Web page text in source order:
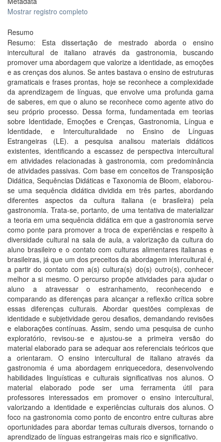
Mostrar registro completo
Resumo
Resumo: Esta dissertação de mestrado aborda o ensino
intercultural de italiano através da gastronomia, buscando
promover uma abordagem que valorize a identidade, as emoções
e as crenças dos alunos. Se antes bastava o ensino de estruturas
gramaticais e frases prontas, hoje se reconhece a complexidade
da aprendizagem de línguas, que envolve uma profunda gama
de saberes, em que o aluno se reconhece como agente ativo do
seu próprio processo. Dessa forma, fundamentada em teorias
sobre Identidade, Emoções e Crenças, Gastronomia, Língua e
Identidade, e Interculturalidade no Ensino de Línguas
Estrangeiras (LE). a pesquisa analisou materiais didáticos
existentes, identificando a escassez de perspectiva intercultural
em atividades relacionadas à gastronomia, com predominância
de atividades passivas. Com base em conceitos de Transposição
Didática, Sequências Didáticas e Taxonomia de Bloom, elaborou-
se uma sequência didática dividida em três partes, abordando
diferentes aspectos da cultura italiana (e brasileira) pela
gastronomia. Trata-se, portanto, de uma tentativa de materializar
a teoria em uma sequência didática em que a gastronomia serve
como ponte para promover a troca de experiências e respeito à
diversidade cultural na sala de aula, a valorização da cultura do
aluno brasileiro e o contato com culturas alimentares italianas e
brasileiras, já que um dos preceitos da abordagem intercultural é,
a partir do contato com a(s) cultura(s) do(s) outro(s), conhecer
melhor a si mesmo. O percurso propõe atividades para ajudar o
aluno a atravessar o estranhamento, reconhecendo e
comparando as diferenças para alcançar a reflexão crítica sobre
essas diferenças culturais. Abordar questões complexas de
identidade e subjetividade gerou desafios, demandando revisões
e elaborações contínuas. Assim, sendo uma pesquisa de cunho
exploratório, revisou-se e ajustou-se a primeira versão do
material elaborado para se adequar aos referenciais teóricos que
a orientaram. O ensino intercultural de italiano através da
gastronomia é uma abordagem enriquecedora, desenvolvendo
habilidades linguísticas e culturais significativas nos alunos. O
material elaborado pode ser uma ferramenta útil para
professores interessados em promover o ensino intercultural,
valorizando a identidade e experiências culturais dos alunos. O
foco na gastronomia como ponto de encontro entre culturas abre
oportunidades para abordar temas culturais diversos, tornando o
aprendizado de línguas estrangeiras mais rico e significativo.